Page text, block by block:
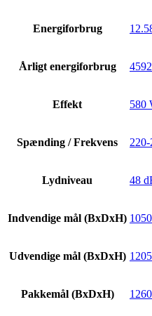
Energiforbrug
Årligt energiforbrug
Effekt 580
Spænding / Frekvens
Lydniveau 48
Indvendige mål (BxDxH)
Udvendige mål (BxDxH)
Pakkemål (BxDxH)